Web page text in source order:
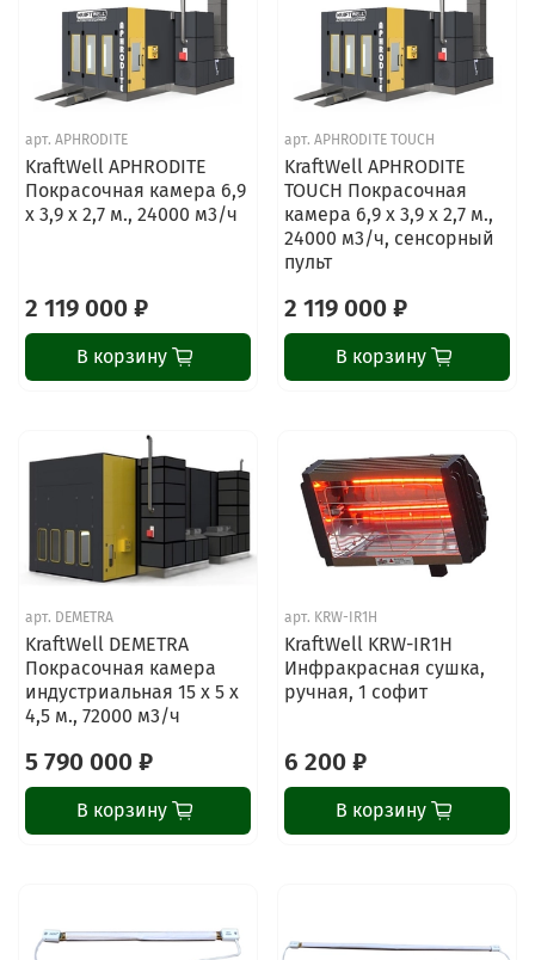
арт. APHRODITE
KraftWell APHRODITE
Покрасочная камера 6,9
х 3,9 х 2,7 м., 24000 м3/ч
2 119 000 ₽
В корзину
арт. APHRODITE TOUCH
KraftWell APHRODITE
TOUCH Покрасочная
камера 6,9 х 3,9 х 2,7 м.,
24000 м3/ч, сенсорный
пульт
2 119 000 ₽
В корзину
арт. DEMETRA
KraftWell DEMETRA
Покрасочная камера
индустриальная 15 х 5 х
4,5 м., 72000 м3/ч
5 790 000 ₽
В корзину
арт. KRW-IR1H
KraftWell KRW-IR1H
Инфракрасная сушка,
ручная, 1 софит
6 200 ₽
В корзину